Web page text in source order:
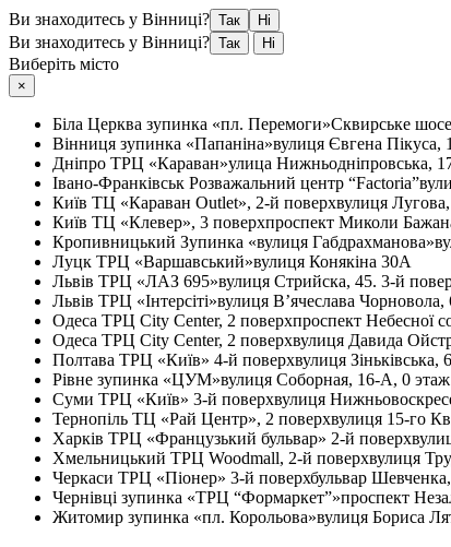
Ви знаходитесь у Вінниці? Так Ні
Ви знаходитесь у Вінниці? Так Ні
Виберіть місто
×
Біла Церква зупинка «пл. Перемоги»Сквирське
Вінниця зупинка «Папаніна»вулиця Євгена
Дніпро ТРЦ «Караван»улица Нижньодніпровська,
Івано-Франківськ Розважальний центр “Factoria”
Київ ТЦ «Караван Outlet», 2-й поверхвулиця
Київ ТЦ «Клевер», 3 поверхпроспект Миколи
Кропивницький Зупинка «вулиця Габдрахманова»
Луцк ТРЦ «Варшавський»вулиця Конякіна 30А
Львів ТРЦ «ЛАЗ 695»вулиця Стрийска, 45. 3-й
Львів ТРЦ «Інтерсіті»вулиця В’ячеслава Чорновола,
Одеса ТРЦ City Center, 2 поверхпроспект Небесної
Одеса ТРЦ City Center, 2 поверхвулиця Давида
Полтава ТРЦ «Київ» 4-й поверхвулиця Зіньківська,
Рівне зупинка «ЦУМ»вулиця Соборная, 16-А, 0 этаж
Суми ТРЦ «Київ» 3-й поверхвулиця
Тернопіль ТЦ «Рай Центр», 2 поверхвулиця 15-го
Харків ТРЦ «Французький бульвар» 2-й поверх
Хмельницький ТРЦ Woodmall, 2-й поверхвулиця
Черкаси ТРЦ «Піонер» 3-й поверхбульвар
Чернівці зупинка «ТРЦ “Формаркет”»проспект
Житомир зупинка «пл. Корольова»вулиця Бориса